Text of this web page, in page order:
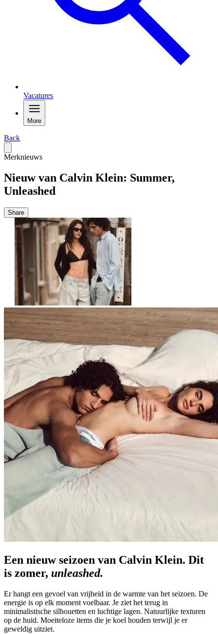
Vacatures
More
Back
Merknieuws
Nieuw van Calvin Klein: Summer,
Unleashed
Share
Een nieuw seizoen van Calvin Klein. Dit
is zomer, unleashed.
Er hangt een gevoel van vrijheid in de warmte van het seizoen. De
energie is op elk moment voelbaar. Je ziet het terug in
minimalistische silhouetten en luchtige lagen. Natuurlijke texturen
op de huid. Moeiteloze items die je koel houden terwijl je er
geweldig uitziet.